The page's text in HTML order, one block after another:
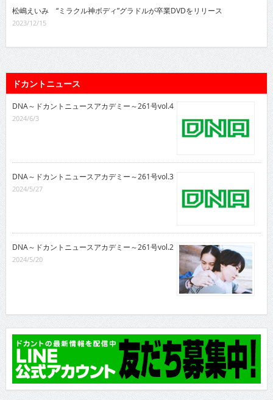
松嶋えいみ “ミラクル神ボディ”グラドルが卒業DVDをリリース
2023/12/15
ドカントニュース
DNA～ドカントニュースアカデミー～261号vol.4
2024/6/3
DNA～ドカントニュースアカデミー～261号vol.3
2024/5/27
DNA～ドカントニュースアカデミー～261号vol.2
2024/5/20